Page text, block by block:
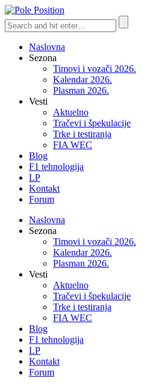
Naslovna
Sezona
Timovi i vozači 2026.
Kalendar 2026.
Plasman 2026.
Vesti
Aktuelno
Tračevi i špekulacije
Trke i testiranja
FIA WEC
Blog
F1 tehnologija
LP
Kontakt
Forum
Naslovna
Sezona
Timovi i vozači 2026.
Kalendar 2026.
Plasman 2026.
Vesti
Aktuelno
Tračevi i špekulacije
Trke i testiranja
FIA WEC
Blog
F1 tehnologija
LP
Kontakt
Forum